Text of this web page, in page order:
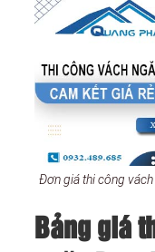
Đơn giá thi công vách
Bảng giá